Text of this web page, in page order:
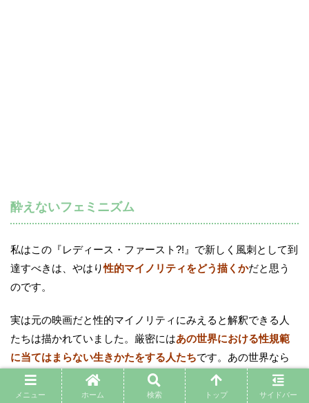
酔えないフェミニズム
私はこの『レディース・ファースト?!』で新しく風刺として到
達すべきは、やはり性的マイノリティをどう描くかだと思う
のです。
実は元の映画だと性的マイノリティにみえると解釈できる人
たちは描かれていました。厳密にはあの世界における性規範
に当てはまらない生きかたをする人たちです。あの世界なら
性的マイノリティのありかただって変わってくることを示唆
する内容だったと思います。
メニュー ホーム 検索 トップ サイドバー